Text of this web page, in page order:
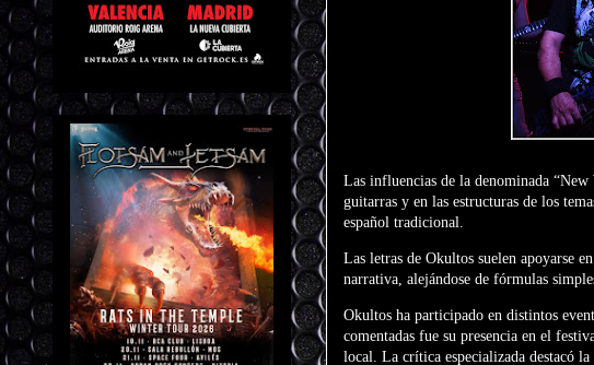
Las influencias de la denominada
guitarras y en las estructuras de los
español tradicional.
Las letras de Okultos suelen apoyarse
narrativa, alejándose de fórmulas
Okultos ha participado en distintos
comentadas fue su presencia en el
local. La crítica especializada destacó